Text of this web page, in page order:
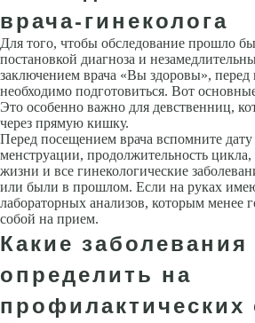
врача-гинеколога
Для того, чтобы обследование прошло
постановкой диагноза и
заключением врача «Вы здоровы», перед
необходимо подготовиться. Вот
Это особенно важно для девственниц,
через прямую кишку.
Перед посещением врача вспомните дату
менструации, продолжительность цикла,
жизни и все гинекологические
или были в прошлом. Если на руках
лабораторных анализов, которым менее
собой на прием.
Какие
определить на
профилактических